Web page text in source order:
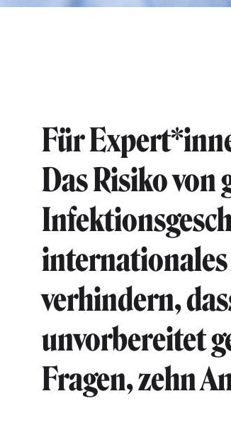
Für
Das Risiko von
verhindern,
unvorbereitet
Fragen, zehn